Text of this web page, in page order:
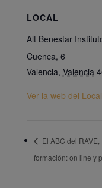
LOCAL
Alt Benestar
Cuenca, 6
Valencia, Valencia
Ver la web del Local
El ABC del
formación: on line y